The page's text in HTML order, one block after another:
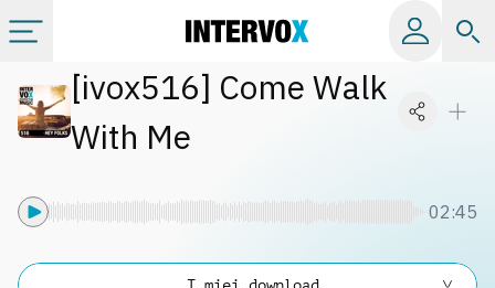
Categorie
[ivox516] Come Walk
With Me
02:45